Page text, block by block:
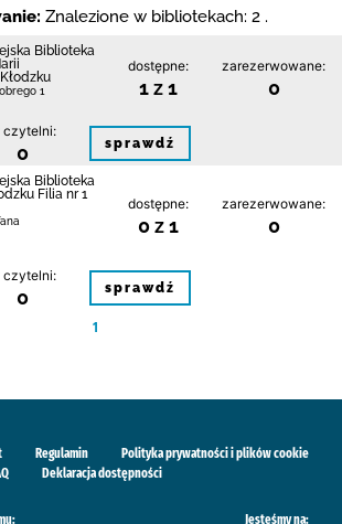
Znalezione w bibliotekach: 2 .
Biblioteka
1
dostępne:
1 z 1
zarezerwowane:
0
czytelni:
0 sprawdź
Biblioteka
Filia nr 1
dostępne:
0 z 1
zarezerwowane:
0
czytelni:
0 sprawdź
1
Regulamin
Polityka prywatności i plików cookie
Deklaracja dostępności
Jesteśmy na: